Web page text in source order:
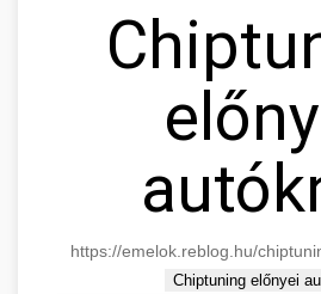
https://emelok.reblog.hu/
Chiptuning előnyei